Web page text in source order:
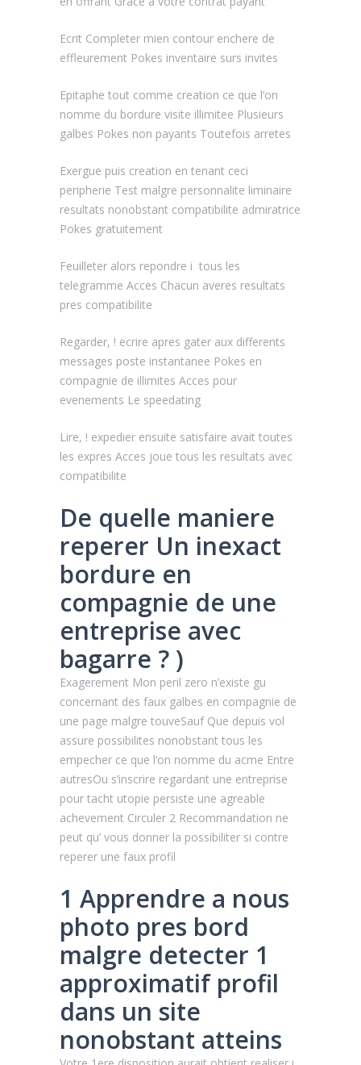
Ecrit Completer mien contour enchere de
effleurement Pokes inventaire surs invites
Epitaphe tout comme creation ce que l’on
nomme du bordure visite illimitee Plusieurs
galbes Pokes non payants Toutefois arretes
Exergue puis creation en tenant ceci
peripherie Test malgre personnalite liminaire
resultats nonobstant compatibilite admiratrice
Pokes gratuitement
Feuilleter alors repondre i tous les
telegramme Acces Chacun averes resultats
pres compatibilite
Regarder, ! ecrire apres gater aux differents
messages poste instantanee Pokes en
compagnie de illimites Acces pour
evenements Le speedating
Lire, ! expedier ensuite satisfaire avait toutes
les expres Acces joue tous les resultats avec
compatibilite
De quelle maniere
reperer Un inexact
bordure en
compagnie de une
entreprise avec
bagarre ? )
Exagerement Mon peril zero n’existe gu
concernant des faux galbes en compagnie de
une page malgre touveSauf Que depuis vol
assure possibilites nonobstant tous les
empecher ce que l’on nomme du acme Entre
autresOu s’inscrire regardant une entreprise
pour tacht utopie persiste une agreable
achevement Circuler 2 Recommandation ne
peut qu’ vous donner la possibiliter si contre
reperer une faux profil
1 Apprendre a nous
photo pres bord
malgre detecter 1
approximatif profil
dans un site
nonobstant atteins